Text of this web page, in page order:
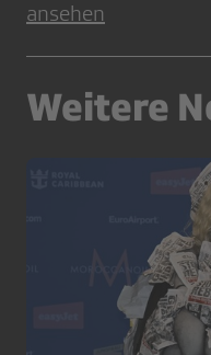
ansehen
Weitere